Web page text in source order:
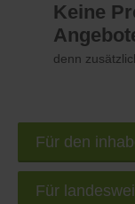
Keine
denn
Für den
Für